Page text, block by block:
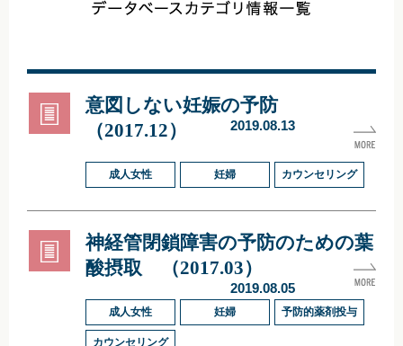
意図しない妊娠の予防
（2017.12）
2019.08.13
成人女性 妊婦 カウンセリング
神経管閉鎖障害の予防のための葉
酸摂取 （2017.03）
2019.08.05
成人女性 妊婦 予防的薬剤投与
カウンセリング